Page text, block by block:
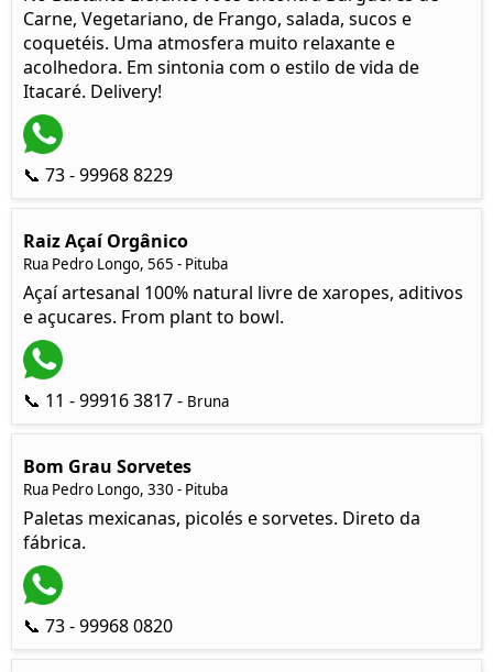
Carne, Vegetariano, de Frango, salada, sucos e
coquetéis. Uma atmosfera muito relaxante e
acolhedora. Em sintonia com o estilo de vida de
Itacaré. Delivery!
📞 73 - 99968 8229
Raiz Açaí Orgânico
Rua Pedro Longo, 565 - Pituba
Açaí artesanal 100% natural livre de xaropes, aditivos
e açucares. From plant to bowl.
📞 11 - 99916 3817 - Bruna
Bom Grau Sorvetes
Rua Pedro Longo, 330 - Pituba
Paletas mexicanas, picolés e sorvetes. Direto da
fábrica.
📞 73 - 99968 0820